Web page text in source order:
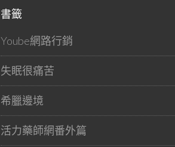
書籤
Yoube網路行銷
失眠很痛苦
希臘邊境
活力藥師網番外篇